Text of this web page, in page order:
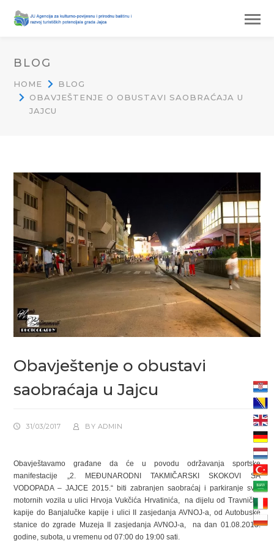
BLOG
HOME
BLOG
OBAVJEŠTENJE O OBUSTAVI SAOBRAĆAJA U
JAJCU
Obavještenje o obustavi
saobraćaja u Jajcu
31/03/2017 BY ADMIN
Obavještavamo građane da će u povodu održavanja sportske
manifestacije „2. MEĐUNARODNI TAKMIČARSKI SKOKOVI SA
VODOPADA – JAJCE 2015.“ biti zabranjen saobraćaj i parkiranje svih
motornih vozila u ulici Hrvoja Vukčića Hrvatinića, na dijelu od Travničke
kapije do Banjalučke kapije i ulici II zasjedanja AVNOJ-a, od Autobuske
stanice do zgrade Muzeja II zasjedanja AVNOJ-a, na dan 01.08.2015.
godine, subota, u vremenu od 07:00 do 19:00 sati.